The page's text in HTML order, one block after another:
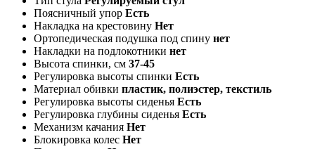
Поясничный упор Есть
Накладка на крестовину Нет
Ортопедическая подушка под спину нет
Накладки на подлокотники нет
Высота спинки, см 37-45
Регулировка высоты спинки Есть
Материал обивки пластик, полиэстер, текстиль
Регулировка высоты сиденья Есть
Регулировка глубины сиденья Есть
Механизм качания Нет
Блокировка колес Нет